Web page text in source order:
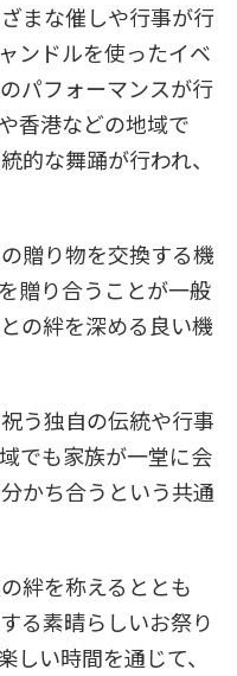
まな催しや行事が行
ンドルを使ったイベ
パフォーマンスが行
香港などの地域で
的な舞踊が行われ、
贈り物を交換する機
贈り合うことが一般
の絆を深める良い機
う独自の伝統や行事
でも家族が一堂に会
かち合うという共通
絆を称えるととも
る素晴らしいお祭り
しい時間を通じて、